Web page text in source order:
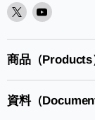
X
見
つ
く
Youtube
見
つ
く
商品（Products
資料（